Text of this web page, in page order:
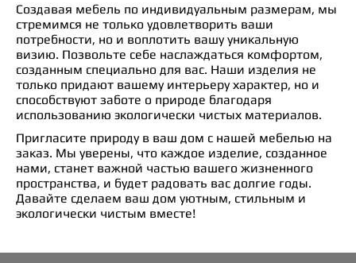
Создавая мебель по индивидуальным размерам, мы
стремимся не только удовлетворить ваши
потребности, но и воплотить вашу уникальную
визию. Позвольте себе наслаждаться комфортом,
созданным специально для вас. Наши изделия не
только придают вашему интерьеру характер, но и
способствуют заботе о природе благодаря
использованию экологически чистых материалов.
Пригласите природу в ваш дом с нашей мебелью на
заказ. Мы уверены, что каждое изделие, созданное
нами, станет важной частью вашего жизненного
пространства, и будет радовать вас долгие годы.
Давайте сделаем ваш дом уютным, стильным и
экологически чистым вместе!